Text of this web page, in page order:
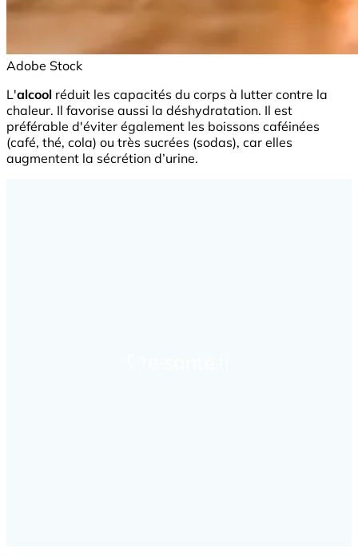
Adobe Stock
L'alcool réduit les capacités du corps à lutter contre la
chaleur. Il favorise aussi la déshydratation. Il est
préférable d'éviter également les boissons caféinées
(café, thé, cola) ou très sucrées (sodas), car elles
augmentent la sécrétion d’urine.